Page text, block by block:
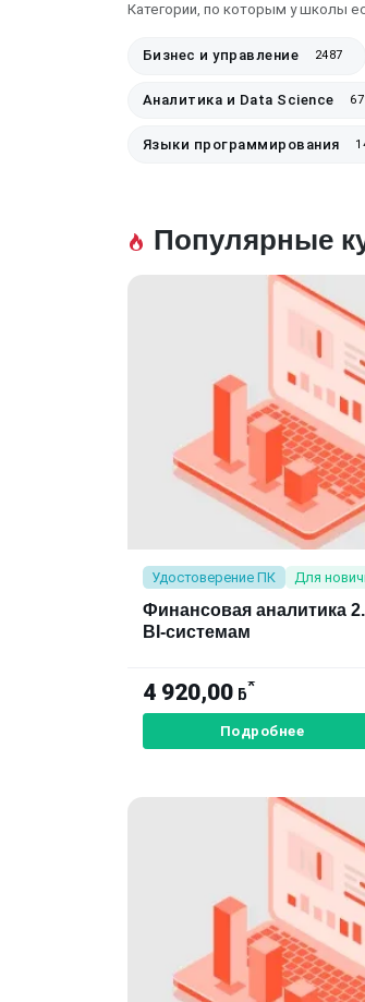
Категории, по которым у школы
Бизнес и управление 2487
Аналитика и Data Science
Языки программирования
Популярные
Удостоверение ПК Для
Финансовая аналитика
BI-системам
4 920,00 ƃ*
Подробнее